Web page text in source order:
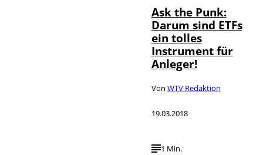
Ask the Punk:
Darum sind ETFs
ein tolles
Instrument für
Anleger!
Von WTV Redaktion
19.03.2018
1 Min.